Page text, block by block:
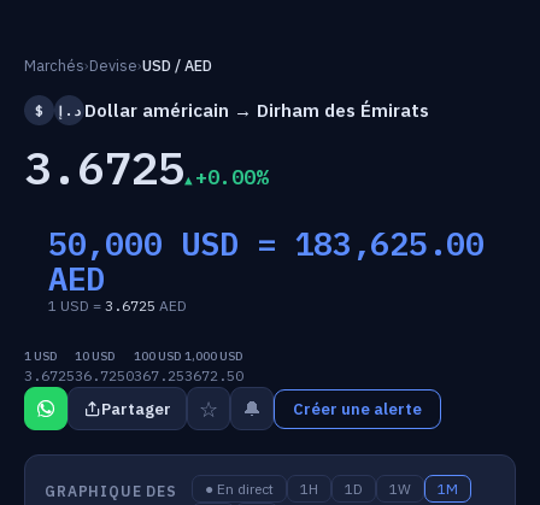
Marchés›Devise›USD / AED
$ د.إ Dollar américain → Dirham des Émirats
3.6725 +0.00%
50,000 USD = 183,625.00
AED
1 USD = 3.6725 AED
1 USD
3.6725
10 USD
36.7250
100 USD
367.25
1,000 USD
3672.50
Partager ☆ 🔔 Créer une alerte
GRAPHIQUE DES
● En direct 1H 1D 1W
1M